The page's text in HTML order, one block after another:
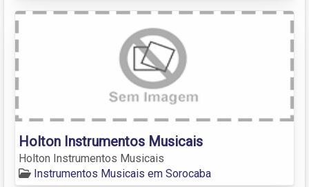
Holton Instrumentos Musicais
Holton Instrumentos Musicais
Instrumentos Musicais em Sorocaba